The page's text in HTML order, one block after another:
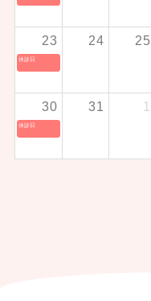
23
休診日
24 25
30
休診日
31 1